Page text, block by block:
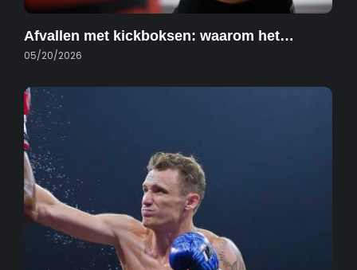
Afvallen met kickboksen: waarom het…
05/20/2026